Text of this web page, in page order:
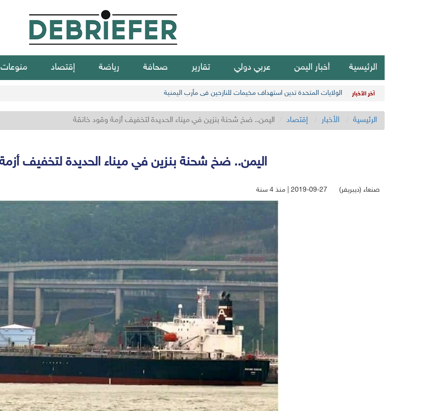
الرئيسية أخبار اليمن عربي دولي تقارير صحافة رياضة إقتصاد منوعات
آخر الأخبار الولايات المتحدة تدين استهداف مخيمات للنازحين في مأرب اليمنية
الرئيسية الأخبار إقتصاد اليمن.. ضخ شحنة بنزين ‎في ميناء الحديدة لتخفيف أزمة وقود خانقة
اليمن.. ضخ شحنة بنزين ‎في ميناء الحديدة لتخفيف أزمة وقود خانقة
صنعاء (ديبريفر) 2019-09-27 | منذ 4 سنة